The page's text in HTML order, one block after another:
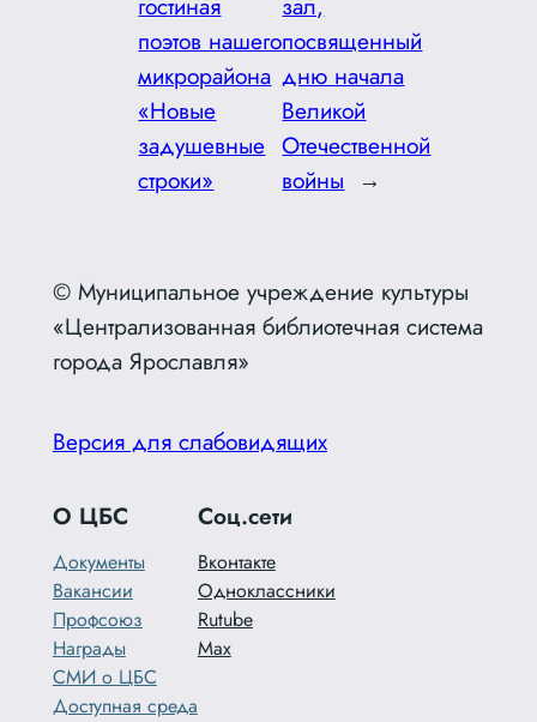
поэтов нашего
микрорайона
«Новые
задушевные
строки»
посвященный
дню начала
Великой
Отечественной
войны →
© Муниципальное учреждение культуры
«Централизованная библиотечная система
города Ярославля»
Версия для слабовидящих
О ЦБС
Документы
Вакансии
Профсоюз
Награды
СМИ о ЦБС
Доступная среда
Соц.сети
Вконтакте
Одноклассники
Rutube
Max